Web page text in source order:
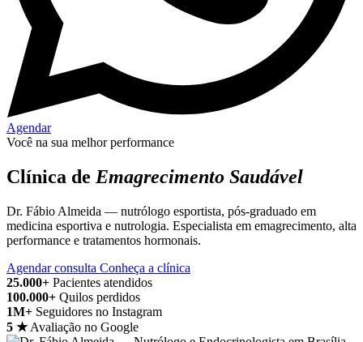
Agendar
Você na sua melhor performance
Clínica de Emagrecimento Saudável
Dr. Fábio Almeida — nutrólogo esportista, pós-graduado em
medicina esportiva e nutrologia. Especialista em emagrecimento, alta
performance e tratamentos hormonais.
Agendar consulta Conheça a clínica
25.000+ Pacientes atendidos
100.000+ Quilos perdidos
1M+ Seguidores no Instagram
5 ★ Avaliação no Google